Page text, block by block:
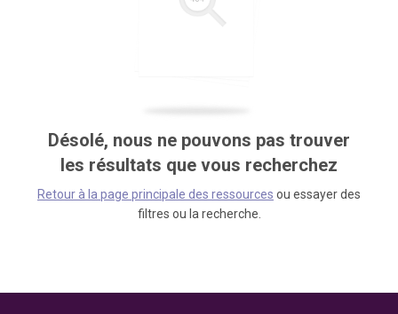
Désolé, nous ne pouvons pas trouver
les résultats que vous recherchez
Retour à la page principale des ressources ou essayer des
filtres ou la recherche.